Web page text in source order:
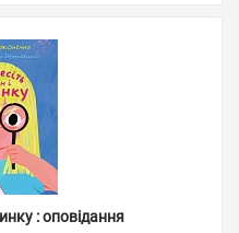
: оповідання